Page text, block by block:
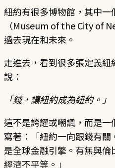
紐約有很多博物館，其中一
（Museum of the City of
過去現在和未來。
走進去，看到很多張定義
說：
「錢，讓紐約成為紐約。」
這不是誇耀或嘲諷，而是
寫著：「紐約一向跟錢有
是全球金融引擎。有無與
經濟不平等。」